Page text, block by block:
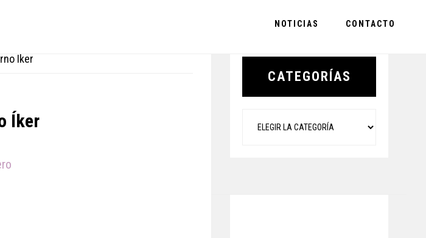
NOTICIAS CONTACTO
Íker
Íker
Primary
CATEGORÍAS